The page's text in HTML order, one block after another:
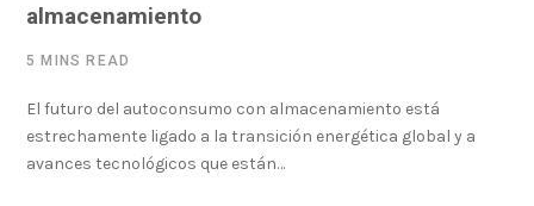
almacenamiento
5 MINS READ
El futuro del autoconsumo con almacenamiento está
estrechamente ligado a la transición energética global y a
avances tecnológicos que están…